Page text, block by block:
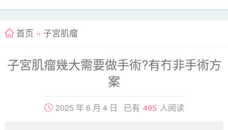
首页 » 子宮肌瘤
子宮肌瘤幾大需要做手術?有冇非手術方
案
2025 年 6 月 4 日 已有 495 人阅读